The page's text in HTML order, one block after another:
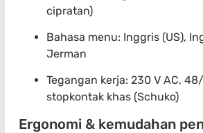
cipratan)
Bahasa menu: Inggris (US),
Jerman
Tegangan kerja: 230 V AC,
stopkontak khas (Schuko)
Ergonomi & kemudahan